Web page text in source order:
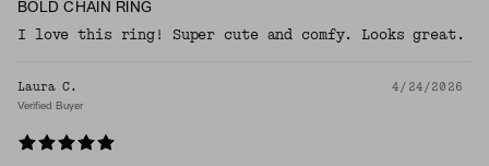
BOLD CHAIN RING
I love this ring! Super cute and comfy. Looks great.
Laura C. 4/24/2026
Verified Buyer